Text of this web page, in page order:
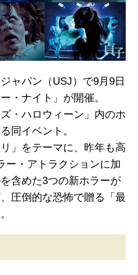
ャパン（USJ）で9月9日
・ナイト」が開催。
・ハロウィーン」内のホ
同イベント。
」をテーマに、昨年も高
ー・アトラクションに加
含めた3つの新ホラーが
圧倒的な恐怖で贈る「最